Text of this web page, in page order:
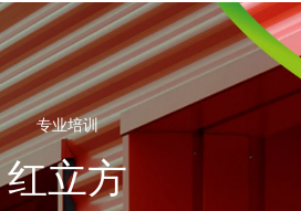
专业培训
红立方